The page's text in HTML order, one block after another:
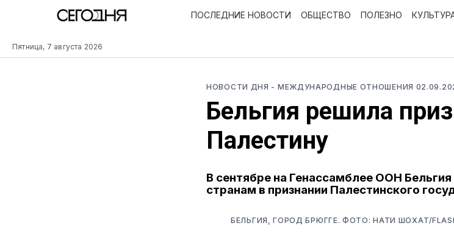
Пятница, 7 августа 2026
ПОСЛЕДНИЕ НОВОСТИ ОБЩЕСТВО ПОЛЕЗНО
НОВОСТИ ДНЯ - МЕЖДУНАРОДНЫЕ ОТНОШЕНИЯ
Бельгия решила
Палестину
В сентябре на Генассамблее ООН
странам в признании Палестинского
БЕЛЬГИЯ, ГОРОД БРЮГГЕ. ФОТО: НАТИ ШОХАТ/